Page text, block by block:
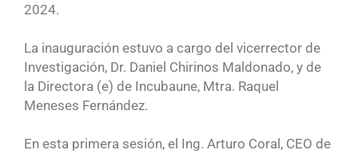
2024.
La inauguración estuvo a cargo del vicerrector de
Investigación, Dr. Daniel Chirinos Maldonado, y de
la Directora (e) de Incubaune, Mtra. Raquel
Meneses Fernández.
En esta primera sesión, el Ing. Arturo Coral, CEO de